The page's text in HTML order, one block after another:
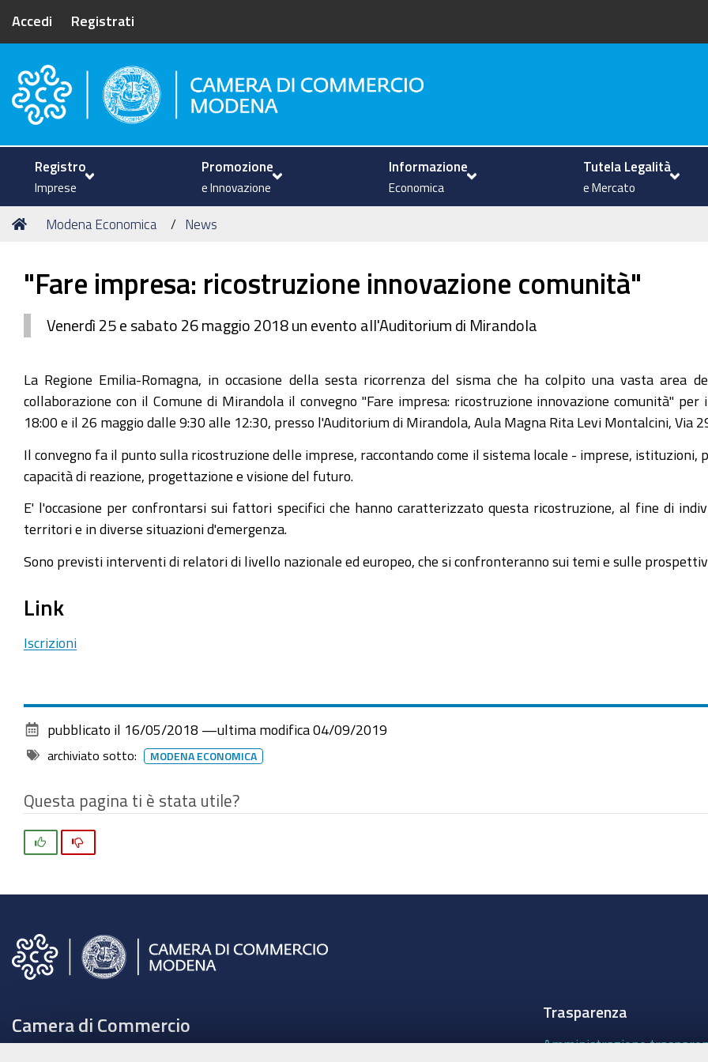
Accedi Registrati
Camera di Commercio di Modena
Registro
Imprese
Promozione
e Innovazione
Informazione
Economica
Tutela Legalità
e Mercato
Tu
Home
Modena Economica News
"Fare impresa: ricostruzione innovazione comunità"
Venerdì 25 e sabato 26 maggio 2018 un evento all'Auditorium di Mirandola
La Regione Emilia-Romagna, in occasione della sesta ricorrenza del sisma che ha colpito una vasta area
collaborazione con il Comune di Mirandola il convegno "Fare impresa: ricostruzione innovazione comunità"
18:00 e il 26 maggio dalle 9:30 alle 12:30, presso l'Auditorium di Mirandola, Aula Magna Rita Levi Montalcini, Via
Il convegno fa il punto sulla ricostruzione delle imprese, raccontando come il sistema locale - imprese, istituzioni,
capacità di reazione, progettazione e visione del futuro.
E' l'occasione per confrontarsi sui fattori specifici che hanno caratterizzato questa ricostruzione, al fine di
territori e in diverse situazioni d'emergenza.
Sono previsti interventi di relatori di livello nazionale ed europeo, che si confronteranno sui temi e sulle
Link
Iscrizioni
pubblicato il 16/05/2018 —ultima modifica 04/09/2019
archiviato sotto: MODENA ECONOMICA
Questa pagina ti è stata utile?
Camera di Commercio
Trasparenza
Amministrazione